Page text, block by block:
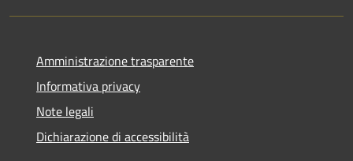
Amministrazione trasparente
Informativa privacy
Note legali
Dichiarazione di accessibilità